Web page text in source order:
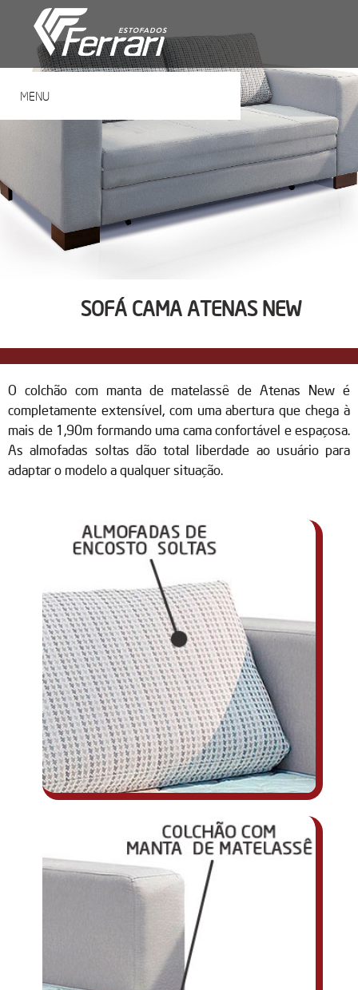
MENU
SOFÁ CAMA ATENAS NEW
O colchão com manta de matelassê de Atenas New é
completamente extensível, com uma abertura que chega à
mais de 1,90m formando uma cama confortável e espaçosa.
As almofadas soltas dão total liberdade ao usuário para
adaptar o modelo a qualquer situação.